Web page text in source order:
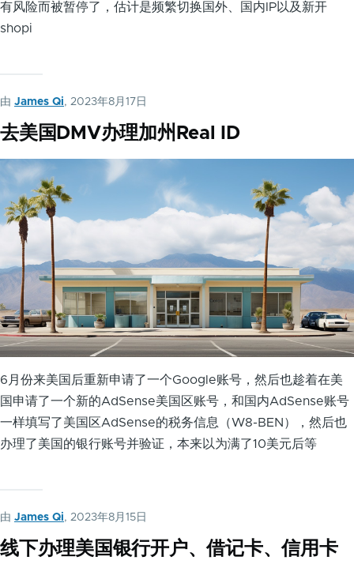
有风险而被暂停了，估计是频繁切换国外、国内IP以及新开
shopi
由 James Qi, 2023年8月17日
去美国DMV办理加州Real ID
6月份来美国后重新申请了一个Google账号，然后也趁着在美
国申请了一个新的AdSense美国区账号，和国内AdSense账号
一样填写了美国区AdSense的税务信息（W8-BEN），然后也
办理了美国的银行账号并验证，本来以为满了10美元后等
由 James Qi, 2023年8月15日
线下办理美国银行开户、借记卡、信用卡